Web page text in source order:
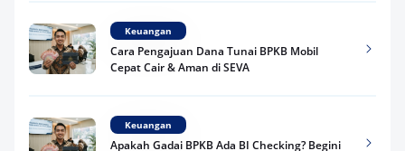
Keuangan
Cara Pengajuan Dana Tunai BPKB Mobil
Cepat Cair & Aman di SEVA
Keuangan
Apakah Gadai BPKB Ada BI Checking? Begini